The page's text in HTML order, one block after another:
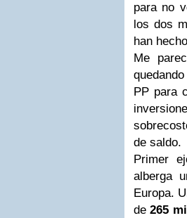
para no
los dos
han
Me
PP para
de saldo.
Primer
alberga
Europa.
de265